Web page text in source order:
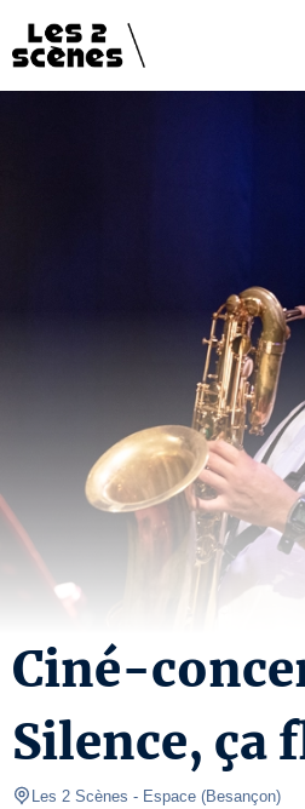
Ciné-
Silence, ça
Les 2 Scènes - Espace (Besançon)